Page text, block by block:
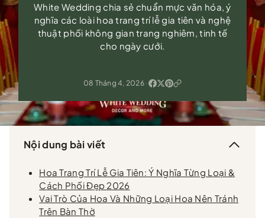
White Wedding chia sẻ chuẩn mực văn hóa, ý
nghĩa các loài hoa trang trí lễ gia tiên và nghệ
thuật phối không gian trang nghiêm, tinh tế
cho ngày cưới.
08 Tháng 4, 2026 ·
Nội dung bài viết
Hoa Trang Trí Lễ Gia Tiên: Ý Nghĩa Từng Loại &
Cách Phối Đẹp 2026
Vai Trò Của Hoa Và Những Loại Hoa Nên Tránh
Trên Bàn Thờ